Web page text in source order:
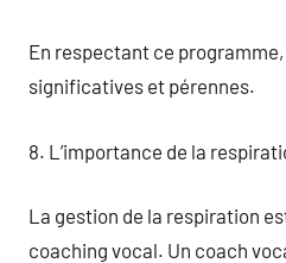
En respectant ce
significatives et pérennes.
8. L’importance de la
La gestion de la respiration
coaching vocal. Un coach